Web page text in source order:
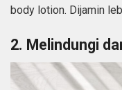
body lotion. Dijamin
2. Melindungi